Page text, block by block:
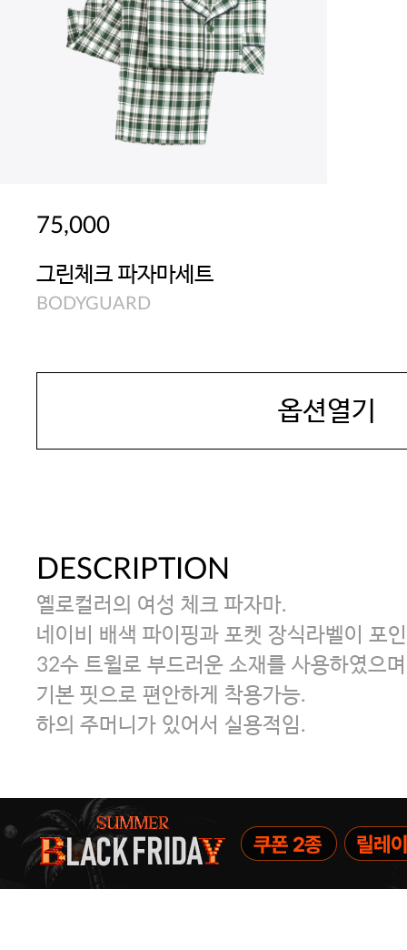
75,000
그린체크 파자마세트
BODYGUARD
옵션열기
DESCRIPTION
옐로컬러의 여성 체크 파자마.
네이비 배색 파이핑과 포켓 장식라벨이 포
32수 트윌로 부드러운 소재를 사용하였으
기본 핏으로 편안하게 착용가능.
하의 주머니가 있어서 실용적임.